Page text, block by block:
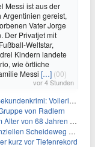
Messi ist aus der
Argentinien gereist,
Vater Jorge
Der Privatjet mit
Weltstar,
Kindern landete
wie örtliche
Messi […] (00)
vor 4 Stunden
Vollering in Gelb
von Radlern
68 Jahren gestorben
Suche nach neuen Investitionen
kurz vor Tiefenrekord